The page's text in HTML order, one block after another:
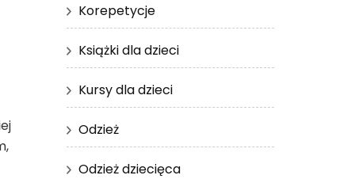
Korepetycje
Książki dla dzieci
Kursy dla dzieci
Odzież
Odzież dziecięca